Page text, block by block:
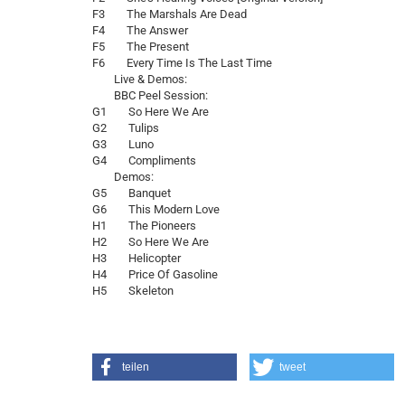
F3 The Marshals Are Dead
F4 The Answer
F5 The Present
F6 Every Time Is The Last Time
Live & Demos:
BBC Peel Session:
G1 So Here We Are
G2 Tulips
G3 Luno
G4 Compliments
Demos:
G5 Banquet
G6 This Modern Love
H1 The Pioneers
H2 So Here We Are
H3 Helicopter
H4 Price Of Gasoline
H5 Skeleton
teilen tweet